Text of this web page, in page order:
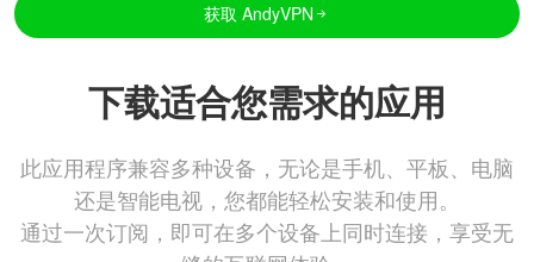
获取 AndyVPN
下载适合您需求的应用
此应用程序兼容多种设备，无论是手机、平板、电脑
还是智能电视，您都能轻松安装和使用。
通过一次订阅，即可在多个设备上同时连接，享受无